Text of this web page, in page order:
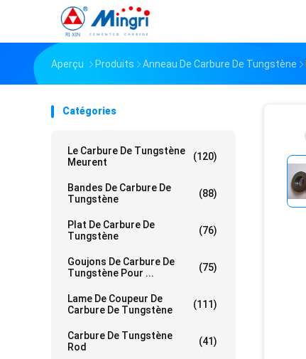
Aperçu Produits Anneau De Carbure De Tungstène
Catégories
Le Carbure De Tungstène
Meurent
(120)
Bandes De Carbure De
Tungstène
(88)
Plat De Carbure De
Tungstène
(76)
Goujons De Carbure De
Tungstène Pour ...
(75)
Lame De Coupeur De
Carbure De Tungstène
(111)
Carbure De Tungstène
Rod
(41)